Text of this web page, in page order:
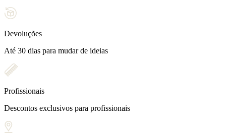
Devoluções
Até 30 dias para mudar de ideias
Profissionais
Descontos exclusivos para profissionais